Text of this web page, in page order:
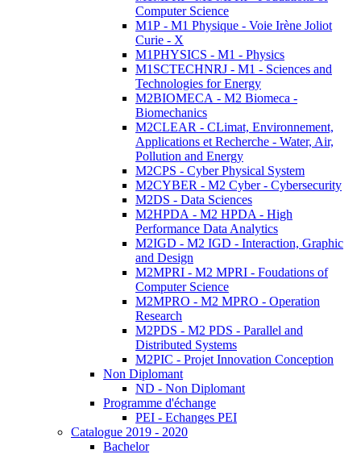
Computer Science
M1P - M1 Physique - Voie Irène Joliot
Curie - X
M1PHYSICS - M1 - Physics
M1SCTECHNRJ - M1 - Sciences and
Technologies for Energy
M2BIOMECA - M2 Biomeca -
Biomechanics
M2CLEAR - CLimat, Environnement,
Applications et Recherche - Water, Air,
Pollution and Energy
M2CPS - Cyber Physical System
M2CYBER - M2 Cyber - Cybersecurity
M2DS - Data Sciences
M2HPDA - M2 HPDA - High
Performance Data Analytics
M2IGD - M2 IGD - Interaction, Graphic
and Design
M2MPRI - M2 MPRI - Foudations of
Computer Science
M2MPRO - M2 MPRO - Operation
Research
M2PDS - M2 PDS - Parallel and
Distributed Systems
M2PIC - Projet Innovation Conception
Non Diplomant
ND - Non Diplomant
Programme d'échange
PEI - Echanges PEI
Catalogue 2019 - 2020
Bachelor